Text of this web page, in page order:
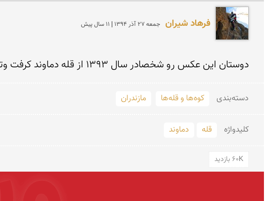
فرهاد شيران جمعه 27 آذر 1394 | 11 سال پیش
دوستان این عكس رو شخصادر سال ١٣٩٣ از قله دماوند كرفت وتا حالا نظیر این عكس رو ندیدم
دسته‌بندی کوه‌ها و قله‌ها مازندران
کلید‌واژه قله دماوند
60K بازدید